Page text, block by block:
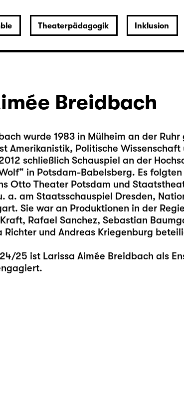
Theaterpädagogik Inklusion
Breidbach
wurde 1983 in Mülheim an der
Amerikanistik, Politische
schließlich Schauspiel an der
in Potsdam-Babelsberg. Es
Otto Theater Potsdam und
a. am Staatsschauspiel Dresden,
Sie war an Produktionen in der
Rafael Sanchez, Sebastian
Richter und Andreas Kriegenburg
25 ist Larissa Aimée Breidbach als